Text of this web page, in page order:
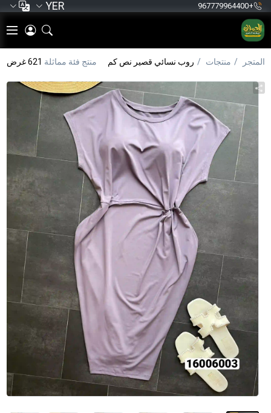
+967779964400
YER
المتجر منتجات روب نسائي قصير نص كم منتج فئة مماثلة 621 غرض